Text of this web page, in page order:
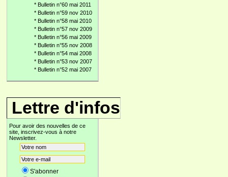
* Bulletin n°60 mai 2011
* Bulletin n°59 nov 2010
* Bulletin n°58 mai 2010
* Bulletin n°57 nov 2009
* Bulletin n°56 mai 2009
* Bulletin n°55 nov 2008
* Bulletin n°54 mai 2008
* Bulletin n°53 nov 2007
* Bulletin n°52 mai 2007
Lettre d'infos
Pour avoir des nouvelles de ce
site, inscrivez-vous à notre
Newsletter.
S'abonner